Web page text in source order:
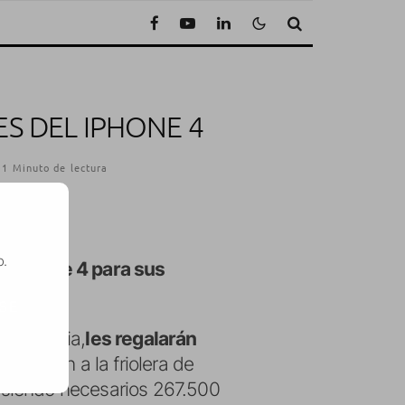
DEL IPHONE 4
1 Minuto de lectura
iPhone 4 para sus
les regalarán
lleguen a la friolera de
necesarios 267.500